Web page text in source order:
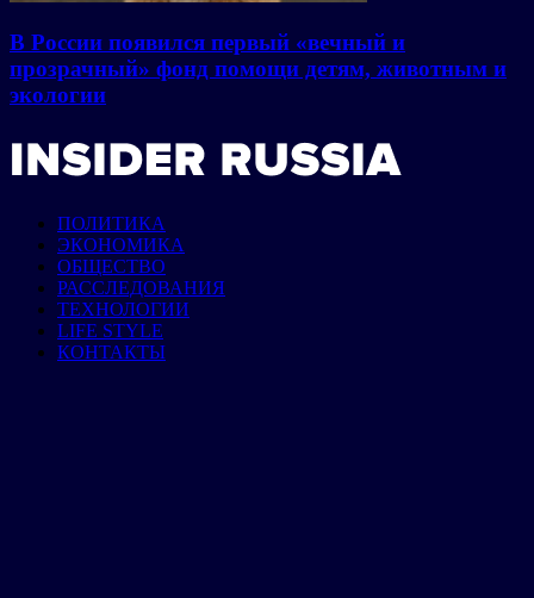
В России появился первый «вечный и
прозрачный» фонд помощи детям, животным и
экологии
ПОЛИТИКА
ЭКОНОМИКА
ОБЩЕСТВО
РАССЛЕДОВАНИЯ
ТЕХНОЛОГИИ
LIFE STYLE
КОНТАКТЫ